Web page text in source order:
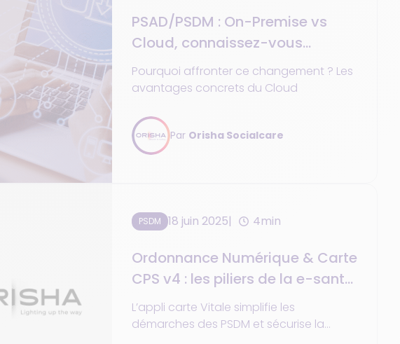
PSAD/PSDM : On-Premise vs
Cloud, connaissez-vous
vraiment la différence ?
Pourquoi affronter ce changement ? Les
avantages concrets du Cloud
Par Orisha Socialcare
PSDM 18 juin 2025 4min
Ordonnance Numérique & Carte
CPS v4 : les piliers de la e-santé
de demain pour les PSAD/PSDM
L’appli carte Vitale simplifie les
démarches des PSDM et sécurise la